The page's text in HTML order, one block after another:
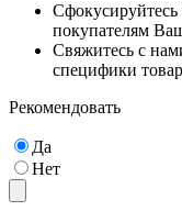
Сфокусируйтесь
покупателям
Свяжитесь с
специфики
Рекомендовать
Да
Нет